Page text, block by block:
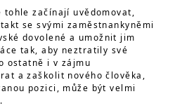
tohle začínají uvědomovat,
se svými zaměstnankyněmi
dovolené a umožnit jim
tak, aby neztratily své
ostatně i v zájmu
a zaškolit nového člověka,
pozici, může být velmi